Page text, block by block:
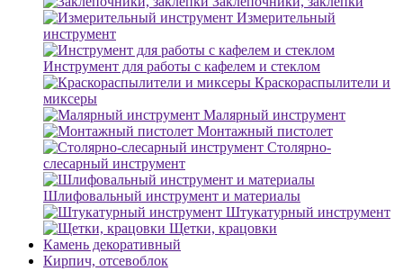
Измерительный
инструмент
Инструмент для работы с кафелем и стеклом
Краскораспылители и
миксеры
Малярный инструмент
Монтажный пистолет
Столярно-
слесарный инструмент
Шлифовальный инструмент и материалы
Штукатурный инструмент
Щетки, крацовки
Камень декоративный
Кирпич, отсевоблок